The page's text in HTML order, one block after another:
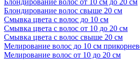
Блондирование волос от 10 см до 20 см
Блондирование волос свыше 20 см
Смывка цвета с волос до 10 см
Смывка цвета с волос от 10 до 20 см
Смывка цвета с волос свыше 20 см
Мелирование волос до 10 см
Мелирование волос от 10 до 20 см